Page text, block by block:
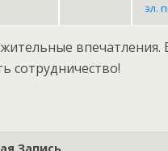
эл.
впечатления.
сотрудничество!